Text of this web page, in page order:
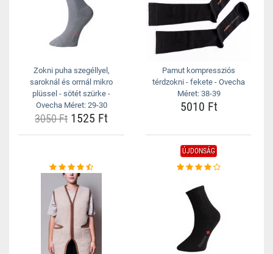
Zokni puha szegéllyel,
saroknál és orrnál mikro
plüssel - sötét szürke -
Ovecha Méret: 29-30
3050 Ft 1525 Ft
Pamut kompressziós
térdzokni - fekete - Ovecha
Méret: 38-39
5010 Ft
ÚJDONSÁG